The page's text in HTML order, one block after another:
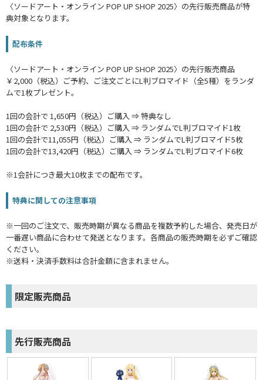
〈ソードアート・オンライン POP UP SHOP 2025〉の先行販売商品が特
典対象となります。
配布条件
〈ソードアート・オンライン POP UP SHOP 2025〉の先行販売商品
￥2,000（税込）ご予約、ご注文ごとにL判ブロマイド（全5種）をランダ
ムで1枚プレゼント。
1回の会計で 1,650円（税込）ご購入 ⇒ 特典なし
1回の会計で 2,530円（税込）ご購入 ⇒ ランダムでL判ブロマイド1枚
1回の会計で11,055円（税込）ご購入 ⇒ ランダムでL判ブロマイド5枚
1回の会計で13,420円（税込）ご購入 ⇒ ランダムでL判ブロマイド6枚
※1会計につき最大10枚までの配布です。
特典に関しての注意事項
※一回のご注文で、販売時期が異なる商品を複数予約した場合、発売日が
一番遅い商品に合わせて発送となります。各商品の販売時期を必ずご確認
ください。
※送料・決済手数料は合計金額に含まれません。
限定販売商品
先行販売商品